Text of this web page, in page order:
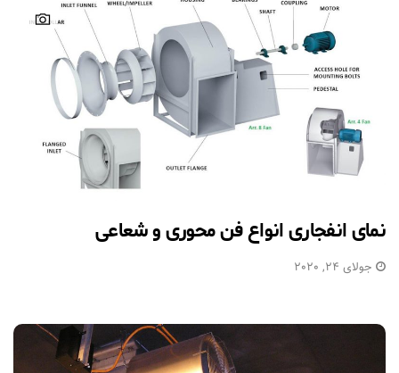
نمای انفجاری انواع فن محوری و شعاعی
جولای 24, 2020